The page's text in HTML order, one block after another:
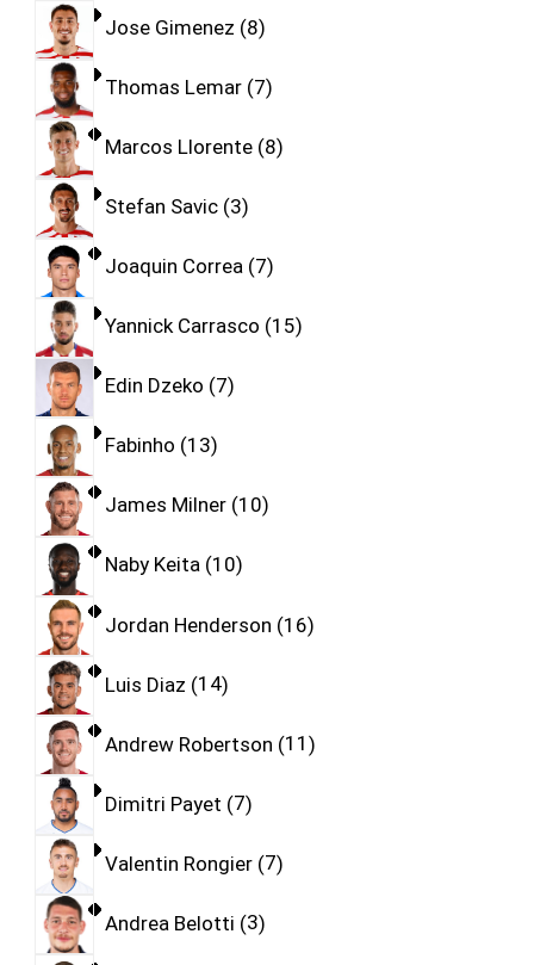
Jose Gimenez 8
Thomas Lemar 7
Marcos Llorente 8
Stefan Savic 3
Joaquin Correa 7
Yannick Carrasco 15
Edin Dzeko 7
Fabinho 13
James Milner 10
Naby Keita 10
Jordan Henderson 16
Luis Diaz 14
Andrew Robertson 11
Dimitri Payet 7
Valentin Rongier 7
Andrea Belotti 3